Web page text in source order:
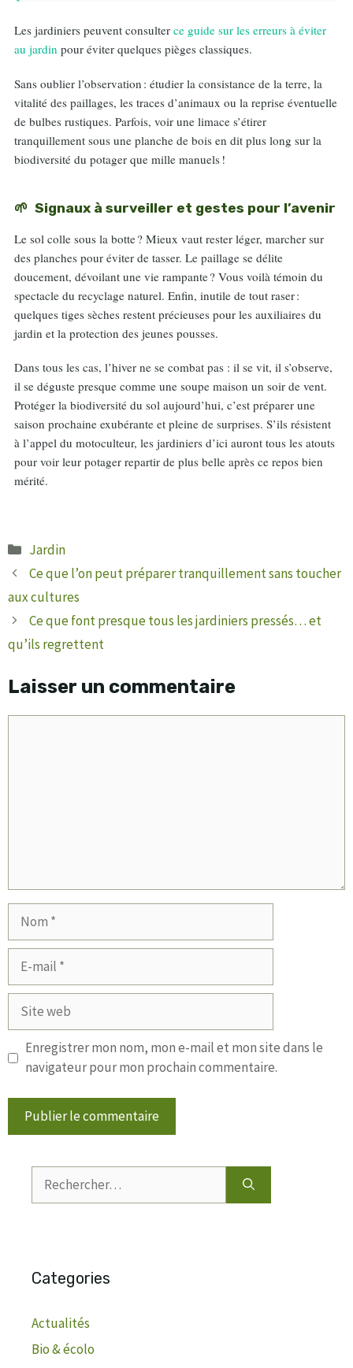
Les jardiniers peuvent consulter ce guide sur les erreurs à éviter
au jardin pour éviter quelques pièges classiques.
Sans oublier l’observation : étudier la consistance de la terre, la
vitalité des paillages, les traces d’animaux ou la reprise éventuelle
de bulbes rustiques. Parfois, voir une limace s’étirer
tranquillement sous une planche de bois en dit plus long sur la
biodiversité du potager que mille manuels !
Signaux à surveiller et gestes pour l’avenir
Le sol colle sous la botte ? Mieux vaut rester léger, marcher sur
des planches pour éviter de tasser. Le paillage se délite
doucement, dévoilant une vie rampante ? Vous voilà témoin du
spectacle du recyclage naturel. Enfin, inutile de tout raser :
quelques tiges sèches restent précieuses pour les auxiliaires du
jardin et la protection des jeunes pousses.
Dans tous les cas, l’hiver ne se combat pas : il se vit, il s’observe,
il se déguste presque comme une soupe maison un soir de vent.
Protéger la biodiversité du sol aujourd’hui, c’est préparer une
saison prochaine exubérante et pleine de surprises. S’ils résistent
à l’appel du motoculteur, les jardiniers d’ici auront tous les atouts
pour voir leur potager repartir de plus belle après ce repos bien
mérité.
Catégories
Jardin
Ce que l’on peut préparer tranquillement sans toucher
aux cultures
Ce que font presque tous les jardiniers pressés… et
qu’ils regrettent
Laisser un commentaire
Nom
mail
Site
web
Enregistrer mon nom, mon e-mail et mon site dans le
navigateur pour mon prochain commentaire.
Rechercher :
Categories
Actualités
Bio & écolo